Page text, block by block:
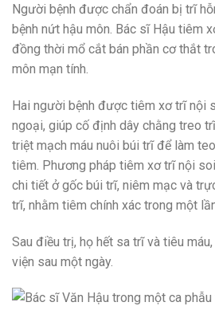
Người bệnh được chẩn đoán bị trĩ
bệnh nứt hậu môn. Bác sĩ Hậu tiêm
đồng thời mổ cắt bán phần cơ thắt
môn mạn tính.
Hai người bệnh được tiêm xơ trĩ nội
ngoại, giúp cố định dây chằng treo
triệt mạch máu nuôi búi trĩ để làm
tiêm. Phương pháp tiêm xơ trĩ nội
chi tiết ở gốc búi trĩ, niêm mạc và
trĩ, nhằm tiêm chính xác trong một
Sau điều trị, họ hết sa trĩ và tiêu
viện sau một ngày.